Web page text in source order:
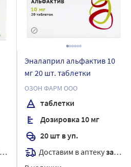
Эналаприл альфактив 10
мг 20 шт. таблетки
ОЗОН ФАРМ ООО
таблетки
Дозировка 10 мг
20 шт в уп.
Доставим в аптекузавтра